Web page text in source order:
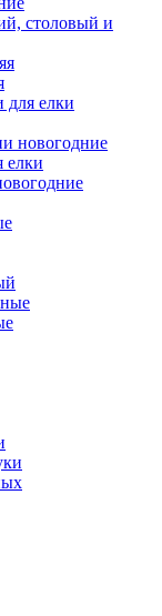
столовый и
елки
новогодние
елки